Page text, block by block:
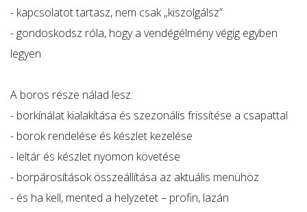
- kapcsolatot tartasz, nem csak „kiszolgálsz”
- gondoskodsz róla, hogy a vendégélmény végig egyben
legyen
A boros része nálad lesz:
- borkínálat kialakítása és szezonális frissítése a csapattal
- borok rendelése és készlet kezelése
- leltár és készlet nyomon követése
- borpárosítások összeállítása az aktuális menühöz
- és ha kell, mented a helyzetet – profin, lazán